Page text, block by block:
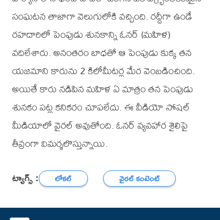
సంఘటన తాజాగా వెలుగులోకి వచ్చింది. రద్దీగా ఉండే
రహదారిలో పెంపుడు శునకాన్ని ఓనర్ (మహిళ)
వదిలేశారు. అనంతరం బాధతో ఆ పెంపుడు కుక్క తన
యజమాని కారును 2 కిలోమీటర్ల మేర వెంబడించింది.
అయితే కారు నడిపిన మహిళ ఏ మాత్రం తన పెంపుడు
శునకం పట్ల కనికరం చూపలేదు. ఈ వీడియో సోషల్
మీడియాలో వైరల్ అవుతోంది. ఓనర్ వ్యవహార శైలిపై
తీవ్రంగా విమర్శలొస్తున్నాయి.
ట్యాగ్స్ : లోకల్ వైరల్ కంటెంట్